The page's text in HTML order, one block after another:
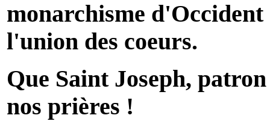
monarchisme
l'union des coeurs.
Que Saint Joseph,
nos prières !